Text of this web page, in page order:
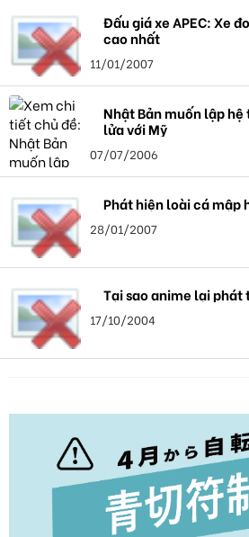
Đấu giá xe APEC: Xe
cao nhất
11/01/2007
Nhật Bản muốn lập
lửa với Mỹ
07/07/2006
Phát hiện loài cá mập
28/01/2007
Tại sao anime lại phát
17/10/2004